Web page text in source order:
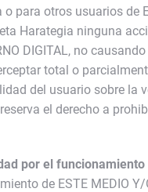
para otros usuarios de
Harategia ninguna
DIGITAL, no
total o
del usuario sobre
el derecho a
por el
de ESTE MEDIO